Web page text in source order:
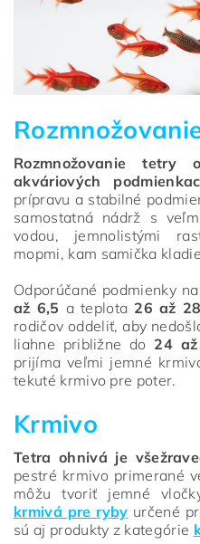
Rozmnožovanie
akváriových
prípravu a stabilné
samostatná nádrž s
vodou, jemnolistými
mopmi, kam samička
Odporúčané podmienky
až 6,5 a teplota 26 až
rodičov oddeliť, aby
liahne približne do 24
prijíma veľmi jemné
tekuté krmivo pre poter.
Krmivo
Tetra ohnivá je
pestré krmivo primerané
môžu tvoriť jemné
krmivá pre ryby určené
sú aj produkty z kategórie